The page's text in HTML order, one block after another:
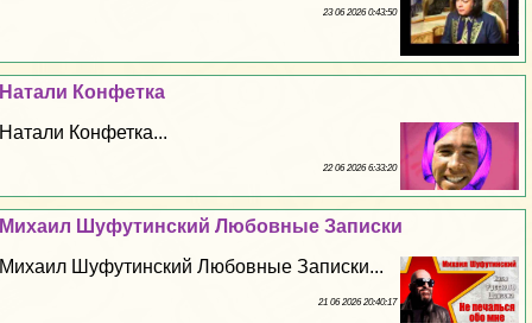
23 06 2026 0:43:50
Натали Конфетка
Натали Конфетка...
22 06 2026 6:33:20
Михаил Шуфутинский Любовные Записки
Михаил Шуфутинский Любовные Записки...
21 06 2026 20:40:17